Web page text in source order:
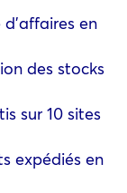
en
des stocks
sur 10 sites
expédiés en